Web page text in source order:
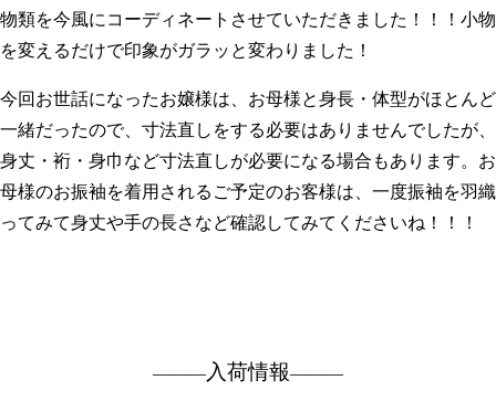
物類を今風にコーディネートさせていただきました！！！小物
を変えるだけで印象がガラッと変わりました！
今回お世話になったお嬢様は、お母様と身長・体型がほとんど
一緒だったので、寸法直しをする必要はありませんでしたが、
身丈・裄・身巾など寸法直しが必要になる場合もあります。お
母様のお振袖を着用されるご予定のお客様は、一度振袖を羽織
ってみて身丈や手の長さなど確認してみてくださいね！！！
―――入荷情報―――